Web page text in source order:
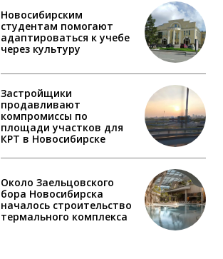
Новосибирским
студентам помогают
адаптироваться к учебе
через культуру
Застройщики
продавливают
компромиссы по
площади участков для
КРТ в Новосибирске
Около Заельцовского
бора Новосибирска
началось строительство
термального комплекса